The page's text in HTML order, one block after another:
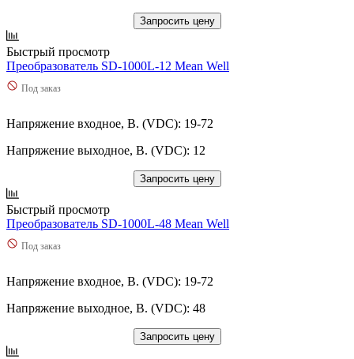
Запросить цену
Быстрый просмотр
Преобразователь SD-1000L-12 Mean Well
Под заказ
Напряжение входное, В. (VDC): 19-72
Напряжение выходное, В. (VDC): 12
Запросить цену
Быстрый просмотр
Преобразователь SD-1000L-48 Mean Well
Под заказ
Напряжение входное, В. (VDC): 19-72
Напряжение выходное, В. (VDC): 48
Запросить цену